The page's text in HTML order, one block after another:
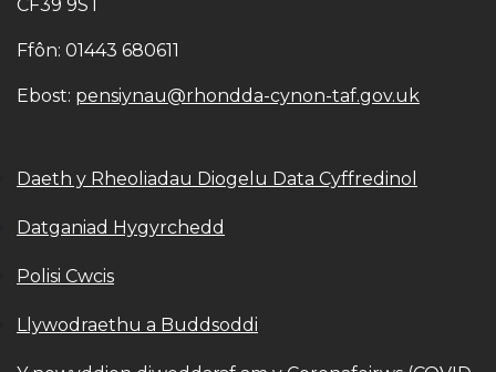
CF39 9ST
Ffôn: 01443 680611
Ebost: pensiynau@rhondda-cynon-taf.gov.uk
Daeth y Rheoliadau Diogelu Data Cyffredinol
Datganiad Hygyrchedd
Polisi Cwcis
Llywodraethu a Buddsoddi